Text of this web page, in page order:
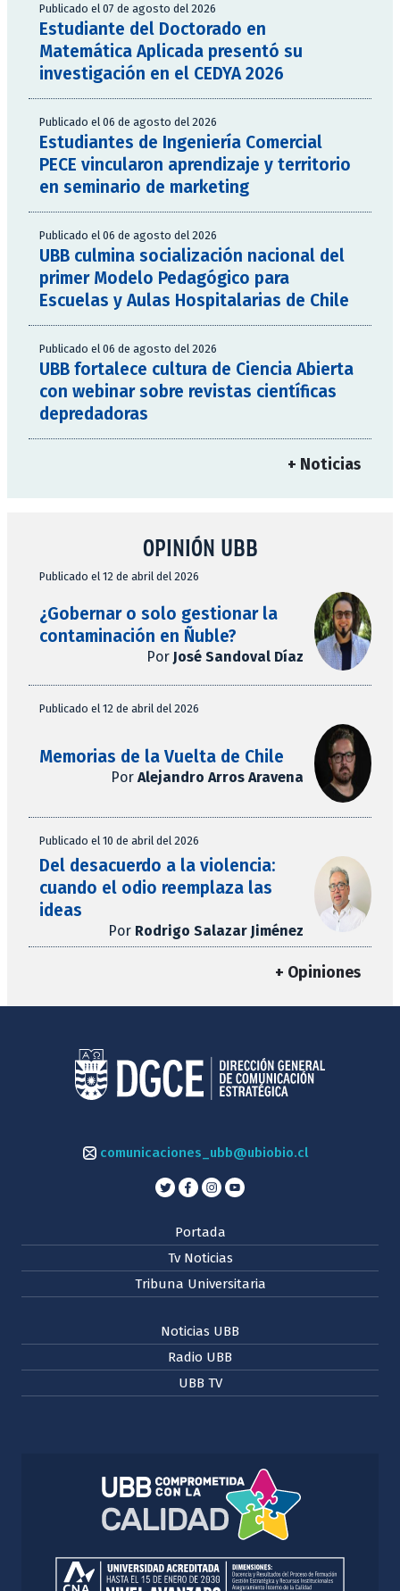
Publicado el 07 de agosto del 2026
Estudiante del Doctorado en
Matemática Aplicada presentó su
investigación en el CEDYA 2026
Publicado el 06 de agosto del 2026
Estudiantes de Ingeniería Comercial
PECE vincularon aprendizaje y territorio
en seminario de marketing
Publicado el 06 de agosto del 2026
UBB culmina socialización nacional del
primer Modelo Pedagógico para
Escuelas y Aulas Hospitalarias de Chile
Publicado el 06 de agosto del 2026
UBB fortalece cultura de Ciencia Abierta
con webinar sobre revistas científicas
depredadoras
+ Noticias
OPINIÓN UBB
Publicado el 12 de abril del 2026
¿Gobernar o solo gestionar la
contaminación en Ñuble?
Por José Sandoval Díaz
Publicado el 12 de abril del 2026
Memorias de la Vuelta de Chile
Por Alejandro Arros Aravena
Publicado el 10 de abril del 2026
Del desacuerdo a la violencia:
cuando el odio reemplaza las
ideas
Por Rodrigo Salazar Jiménez
+ Opiniones
comunicaciones_ubb@ubiobio.cl
Portada
Tv Noticias
Tribuna Universitaria
Noticias UBB
Radio UBB
UBB TV